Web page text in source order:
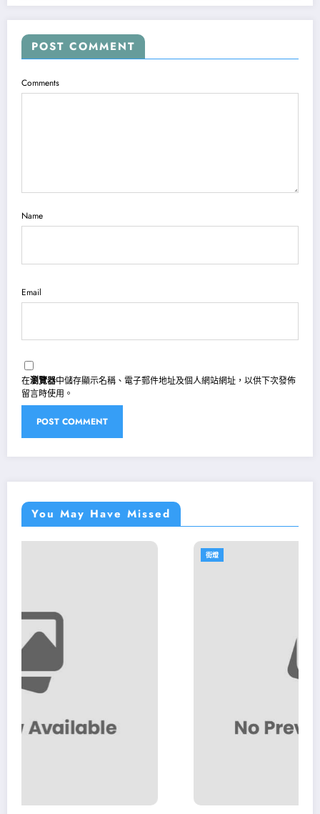
POST COMMENT
Comments
Name
Email
在瀏覽器中儲存顯示名稱、電子郵件地址及個人網站網址，以供下次發佈
留言時使用。
You May Have Missed